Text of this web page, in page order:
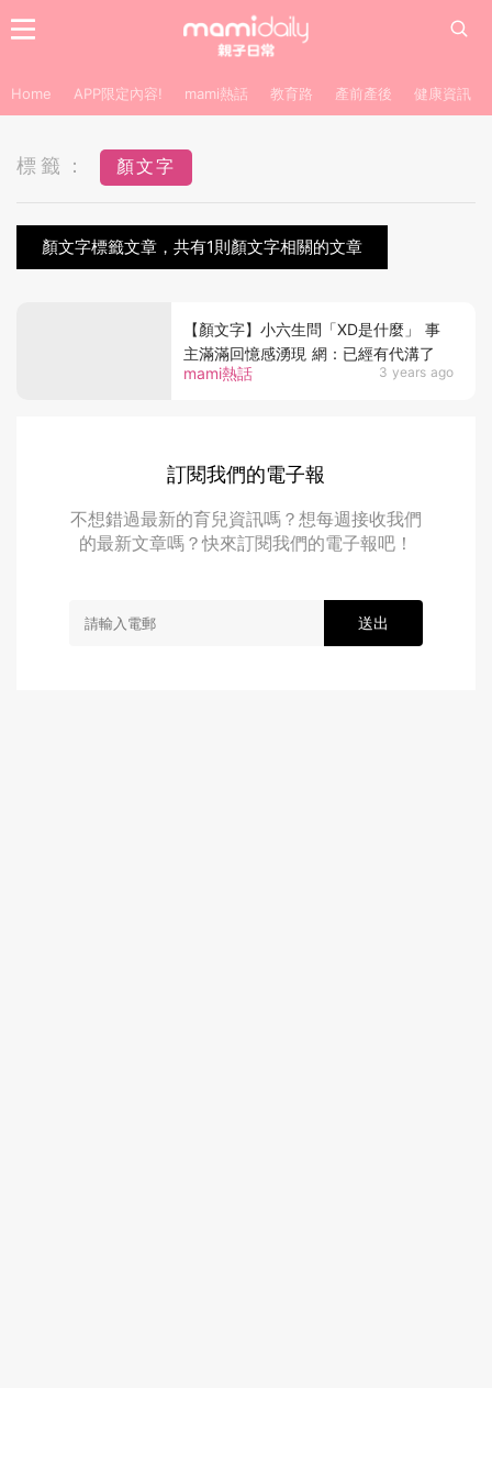
Home APP限定內容! mami熱話 教育路 產前產後 健康資訊
標籤： 顏文字
顏文字標籤文章，共有1則顏文字相關的文章
mami熱話 3 years ago
【顏文字】小六生問「XD是什麼」 事
主滿滿回憶感湧現 網：已經有代溝了
訂閱我們的電子報
不想錯過最新的育兒資訊嗎？想每週接收我們
的最新文章嗎？快來訂閱我們的電子報吧！
送出